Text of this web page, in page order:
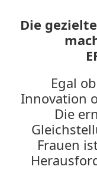
Die
Egal
Innovation
Die
Frauen